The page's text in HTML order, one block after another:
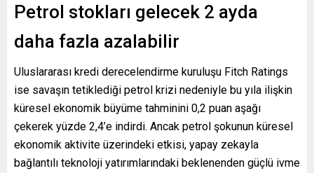
Petrol stokları gelecek 2 ayda
daha fazla azalabilir
Uluslararası kredi derecelendirme kuruluşu Fitch Ratings
ise savaşın tetiklediği petrol krizi nedeniyle bu yıla ilişkin
küresel ekonomik büyüme tahminini 0,2 puan aşağı
çekerek yüzde 2,4’e indirdi. Ancak petrol şokunun küresel
ekonomik aktivite üzerindeki etkisi, yapay zekayla
bağlantılı teknoloji yatırımlarındaki beklenenden güçlü ivme